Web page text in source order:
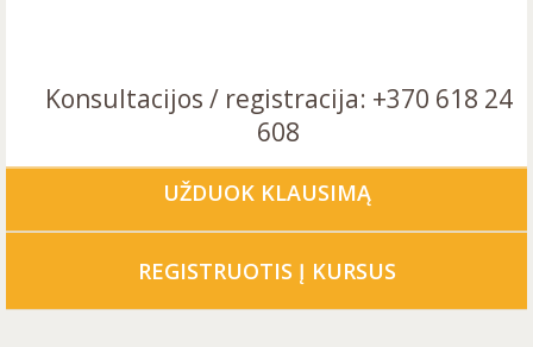
Konsultacijos / registracija: +370 618 24
608
UŽDUOK KLAUSIMĄ
REGISTRUOTIS Į KURSUS